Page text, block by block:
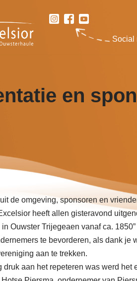
Social
en
de omgeving, sponsoren en
heeft allen gisteravond
Ouwster Trijegeaen vanaf ca.
te bevorderen, als dank je
aan te trekken.
aan het repeteren was werd het